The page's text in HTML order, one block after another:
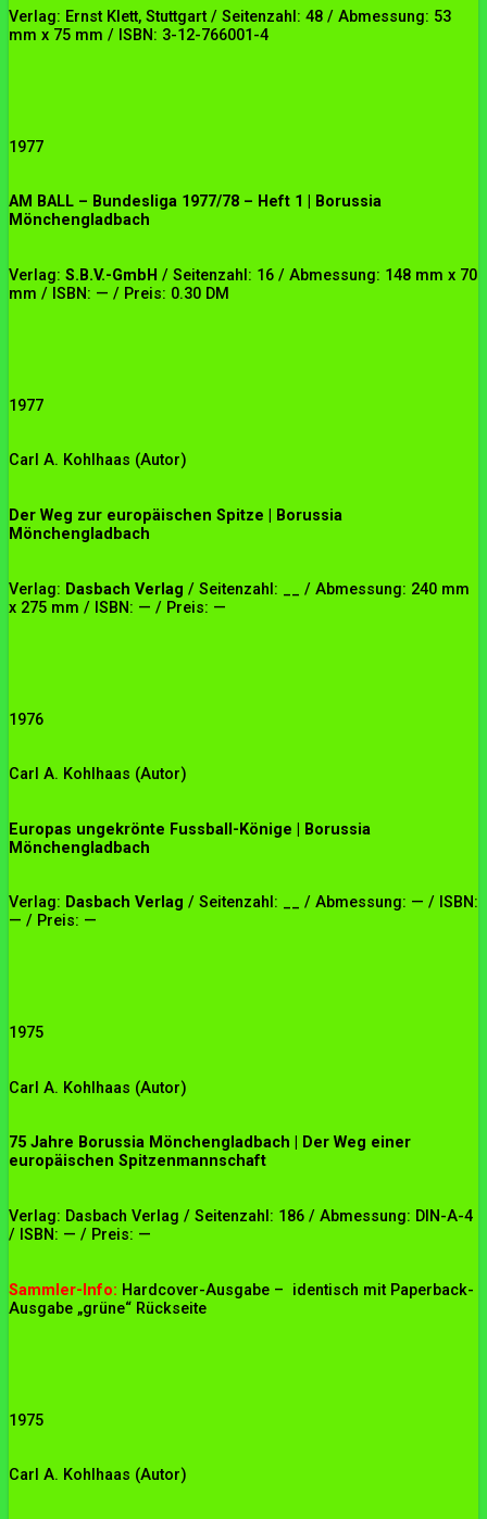
Verlag: Ernst Klett, Stuttgart / Seitenzahl: 48 / Abmessung: 53
mm x 75 mm / ISBN: 3-12-766001-4
1977
AM BALL – Bundesliga 1977/78 – Heft 1 | Borussia
Mönchengladbach
Verlag: S.B.V.-GmbH / Seitenzahl: 16 / Abmessung: 148 mm x 70
mm / ISBN: — / Preis: 0.30 DM
1977
Carl A. Kohlhaas (Autor)
Der Weg zur europäischen Spitze | Borussia
Mönchengladbach
Verlag: Dasbach Verlag / Seitenzahl: __ / Abmessung: 240 mm
x 275 mm / ISBN: — / Preis: —
1976
Carl A. Kohlhaas (Autor)
Europas ungekrönte Fussball-Könige | Borussia
Mönchengladbach
Verlag: Dasbach Verlag / Seitenzahl: __ / Abmessung: — / ISBN:
— / Preis: —
1975
Carl A. Kohlhaas (Autor)
75 Jahre Borussia Mönchengladbach | Der Weg einer
europäischen Spitzenmannschaft
Verlag: Dasbach Verlag / Seitenzahl: 186 / Abmessung: DIN-A-4
/ ISBN: — / Preis: —
Sammler-Info: Hardcover-Ausgabe – identisch mit Paperback-
Ausgabe „grüne“ Rückseite
1975
Carl A. Kohlhaas (Autor)